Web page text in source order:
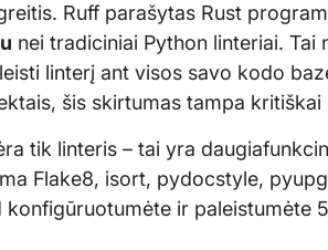
Ruff parašytas Rust
nei tradiciniai Python linteriai.
linterį ant visos savo kodo
šis skirtumas tampa kritiškai
tik linteris – tai yra
Flake8, isort, pydocstyle,
konfigūruotumėte ir paleistumėte